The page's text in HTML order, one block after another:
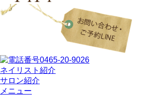
ネイリスト紹介
サロン紹介
メニュー